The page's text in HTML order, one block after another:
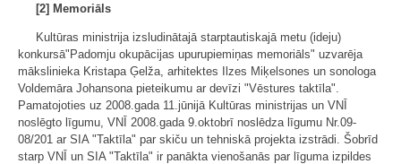
[2] Memoriāls
Kultūras ministrija izsludinātajā starptautiskajā metu (ideju)
konkursā"Padomju okupācijas upurupiemiņas memoriāls" uzvarēja
mākslinieka Kristapa Ģelža, arhitektes Ilzes Miķelsones un sonologa
Voldemāra Johansona pieteikumu ar devīzi "Vēstures taktīla".
Pamatojoties uz 2008.gada 11.jūnijā Kultūras ministrijas un VNĪ
noslēgto līgumu, VNĪ 2008.gada 9.oktobrī noslēdza līgumu Nr.09-
08/201 ar SIA "Taktīla" par skiču un tehniskā projekta izstrādi. Šobrīd
starp VNĪ un SIA "Taktīla" ir panākta vienošanās par līguma izpildes